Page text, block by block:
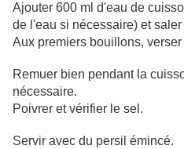
Ajouter 600 ml d'eau de
de l'eau si nécessaire) et
Aux premiers bouillons, verser
Remuer bien pendant la
nécessaire.
Poivrer et vérifier le sel.
Servir avec du persil émincé.